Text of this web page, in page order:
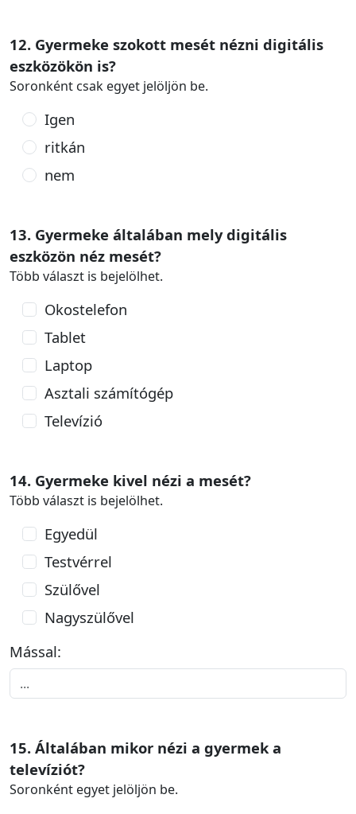
12. Gyermeke szokott mesét nézni digitális
eszközökön is?
Soronként csak egyet jelöljön be.
Igen
ritkán
nem
13. Gyermeke általában mely digitális
eszközön néz mesét?
Több választ is bejelölhet.
Okostelefon
Tablet
Laptop
Asztali számítógép
Televízió
14. Gyermeke kivel nézi a mesét?
Több választ is bejelölhet.
Egyedül
Testvérrel
Szülővel
Nagyszülővel
Mással:
15. Általában mikor nézi a gyermek a
televíziót?
Soronként egyet jelöljön be.